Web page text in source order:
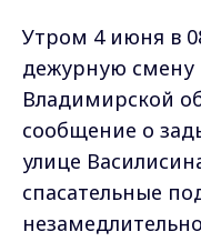
Утром 4 июня в
дежурную
Владимирской
сообщение о
улице
спасательные